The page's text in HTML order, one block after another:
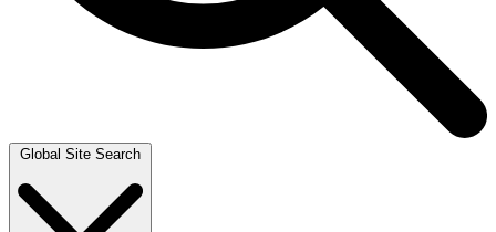
Global Site Search